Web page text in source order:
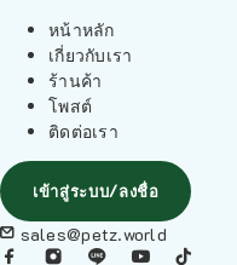
หน้าหลัก
เกี่ยวกับเรา
ร้านค้า
โพสต์
ติดต่อเรา
เข้าสู่ระบบ/ลงชื่อ
sales@petz.world